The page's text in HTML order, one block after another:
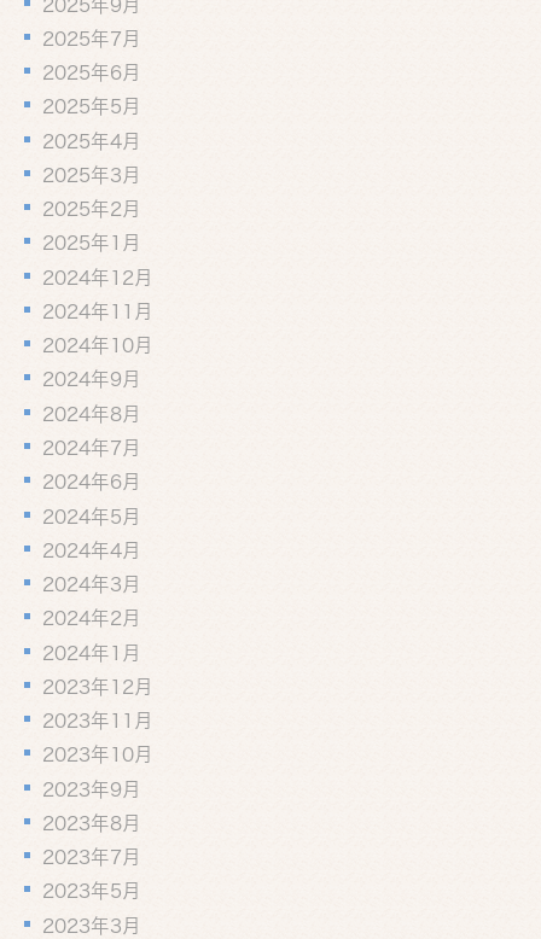
2025年9月
2025年7月
2025年6月
2025年5月
2025年4月
2025年3月
2025年2月
2025年1月
2024年12月
2024年11月
2024年10月
2024年9月
2024年8月
2024年7月
2024年6月
2024年5月
2024年4月
2024年3月
2024年2月
2024年1月
2023年12月
2023年11月
2023年10月
2023年9月
2023年8月
2023年7月
2023年5月
2023年3月